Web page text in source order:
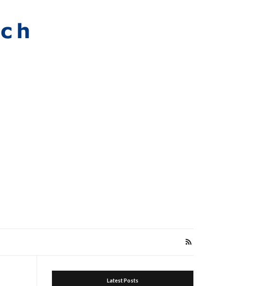
Latest Posts